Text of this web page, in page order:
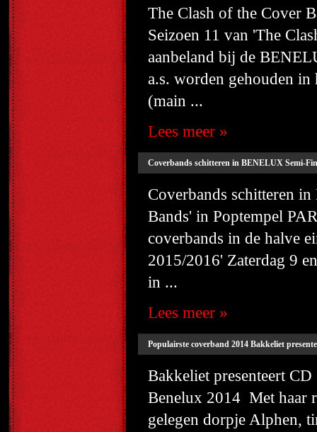
The Clash of the Cover
Seizoen 11 van 'The
aanbeland bij de
a.s. worden gehouden
(main ...
Lees meer »
Coverbands schitteren in BENELUX Semi-
Coverbands schitteren
Bands' in Poptempel
coverbands in de halve
2015/2016' Zaterdag 9
in ...
Lees meer »
Populairste coverband 2014 Bakkeliet
Bakkeliet presenteert
Benelux 2014 Met haar
gelegen dorpje Alphen,